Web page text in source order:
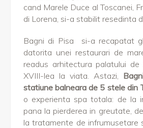
cand Marele Duce al Toscanei,
di Lorena, si-a stabilit resedinta
Bagni di Pisa si-a recapatat
datorita unei restaurari de
readus arhitectura palatului
XVIII-lea la viata. Astazi,
statiune balneara de 5 stele din
o experienta spa totala: de la
pana la pierderea in greutate,
la tratamente de infrumusetare